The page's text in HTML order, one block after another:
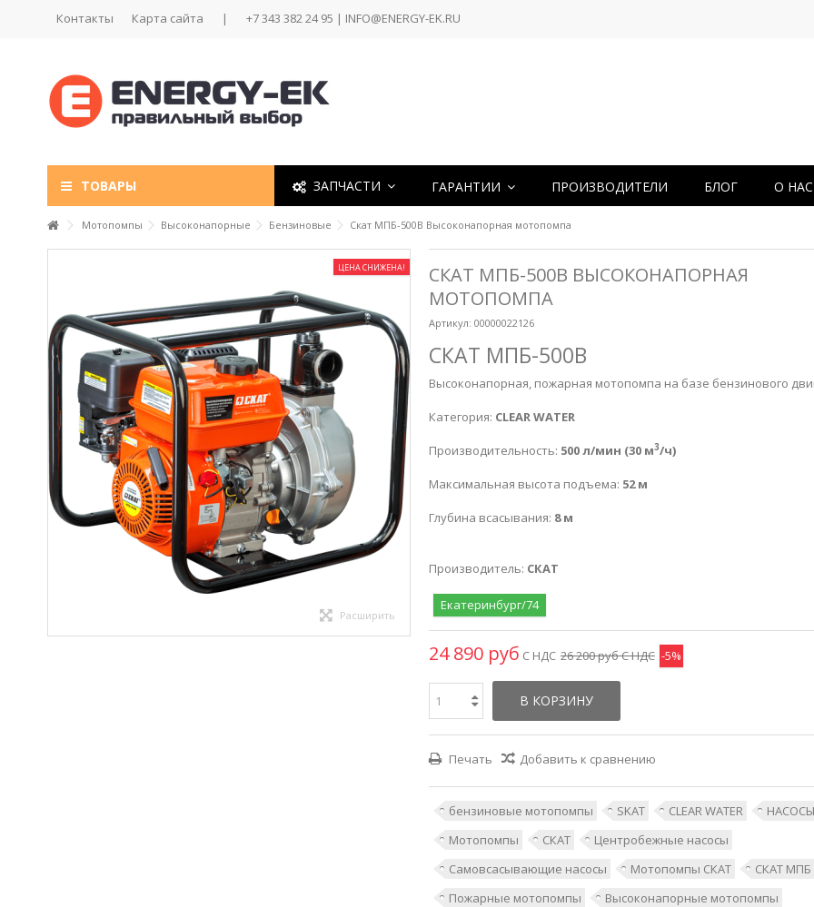
Контакты Карта сайта | +7 343 382 24 95 | INFO@ENERGY-EK.RU
ТОВАРЫ ЗАПЧАСТИ ГАРАНТИИ ПРОИЗВОДИТЕЛИ БЛОГ О НАС
Мотопомпы Высоконапорные Бензиновые Скат МПБ-500В Высоконапорная мотопомпа
ЦЕНА СНИЖЕНА!
Расширить
СКАТ МПБ-500В ВЫСОКОНАПОРНАЯ
МОТОПОМПА
Артикул: 00000022126
СКАТ МПБ-500В
Высоконапорная, пожарная мотопомпа на базе бензинового
Категория: CLEAR WATER
Производительность: 500 л/мин (30 м3/ч)
Максимальная высота подъема: 52 м
Глубина всасывания: 8 м
Производитель: СКАТ
Екатеринбург/74
24 890 руб С НДС 26 200 рубС НДС -5%
В КОРЗИНУ
Печать Добавить к сравнению
бензиновые мотопомпы SKAT CLEAR WATER
НАСОСЫ
Мотопомпы
СКАТ
Центробежные насосы
Самовсасывающие насосы
Мотопомпы СКАТ
СКАТ МПБ
Пожарные мотопомпы
Высоконапорные мотопомпы